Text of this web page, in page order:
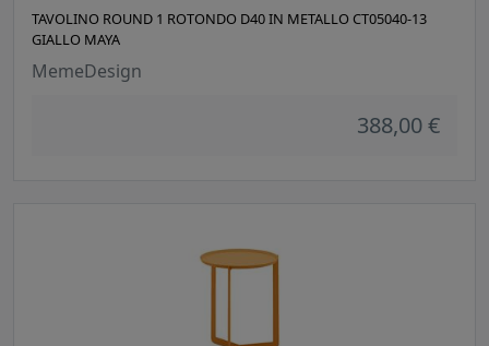
TAVOLINO ROUND 1 ROTONDO D40 IN METALLO CT05040-13
GIALLO MAYA
MemeDesign
388,00 €